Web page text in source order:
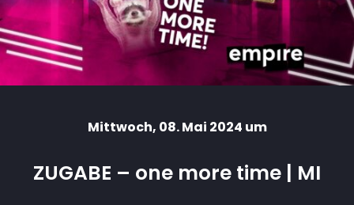
Mittwoch, 08. Mai 2024 um
ZUGABE – one more time | MI